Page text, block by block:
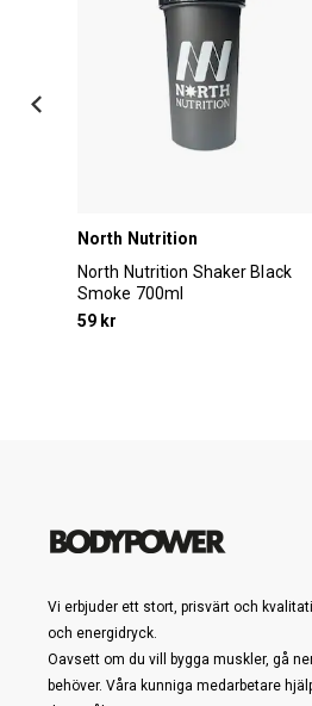
North Nutrition
North Nutrition Shaker Black
Smoke 700ml
59 kr
Vi erbjuder ett stort, prisvärt och
och energidryck.
Oavsett om du vill bygga muskler, gå
behöver. Våra kunniga medarbetare